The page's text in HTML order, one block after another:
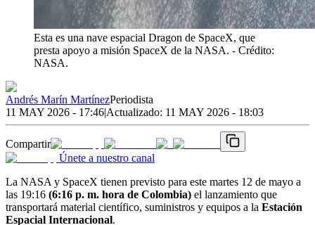
Esta es una nave espacial Dragon de SpaceX, que
presta apoyo a misión SpaceX de la NASA. - Crédito:
NASA.
Andrés Marín MartínezPeriodista
11 MAY 2026 - 17:46|Actualizado: 11 MAY 2026 - 18:03
Compartir
Únete a nuestro canal
La NASA y SpaceX tienen previsto para este martes 12 de mayo a
las 19:16 (6:16 p. m. hora de Colombia) el lanzamiento que
transportará material científico, suministros y equipos a la Estación
Espacial Internacional.